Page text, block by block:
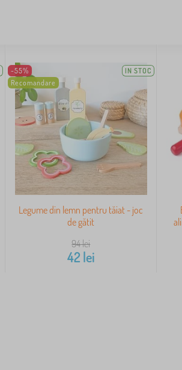
-55%
Recomandare
IN STOC
Legume din lemn pentru tăiat - joc
de gătit
94lei
42 lei